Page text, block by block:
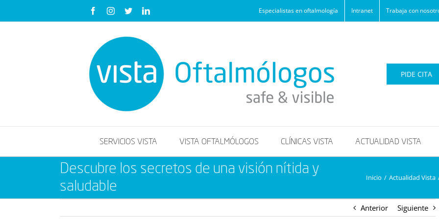
FacebookInstagram
TwitterLinkedIn Especialistas en oftalmología Intranet Trabaja con
PIDE CITA
SERVICIOS VISTA VISTA OFTALMÓLOGOS CLÍNICAS VISTA ACTUALIDAD VISTA
Descubre los secretos de una visión nítida y
saludable
Inicio / Actualidad Vista
Anterior Siguiente